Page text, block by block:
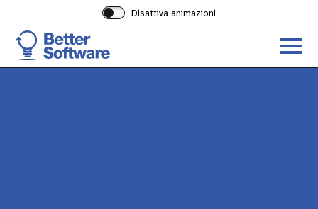
Disattiva animazioni
Accedi
menu